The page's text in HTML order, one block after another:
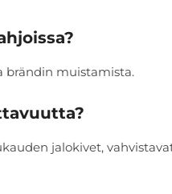
brändin muistamista.
jalokivet,